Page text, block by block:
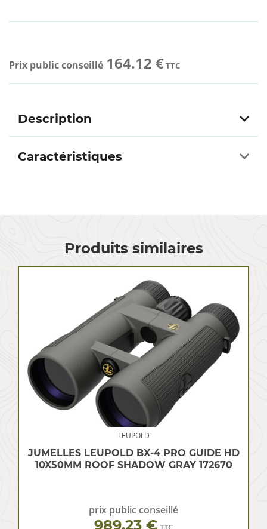
Prix public conseillé 164.12 €TTC
Description
Caractéristiques
Produits similaires
LEUPOLD
JUMELLES LEUPOLD BX-4 PRO GUIDE HD
10X50MM ROOF SHADOW GRAY 172670
prix public conseillé
989.23 €